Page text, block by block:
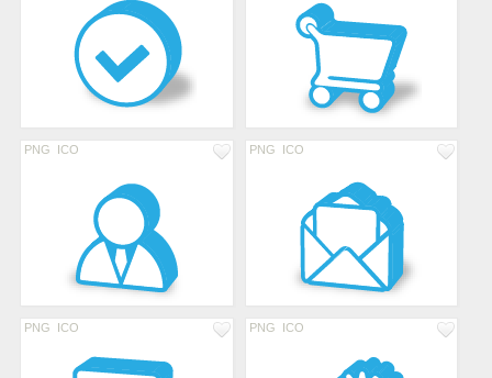
PNG ICO PNG ICO
PNG ICO PNG ICO